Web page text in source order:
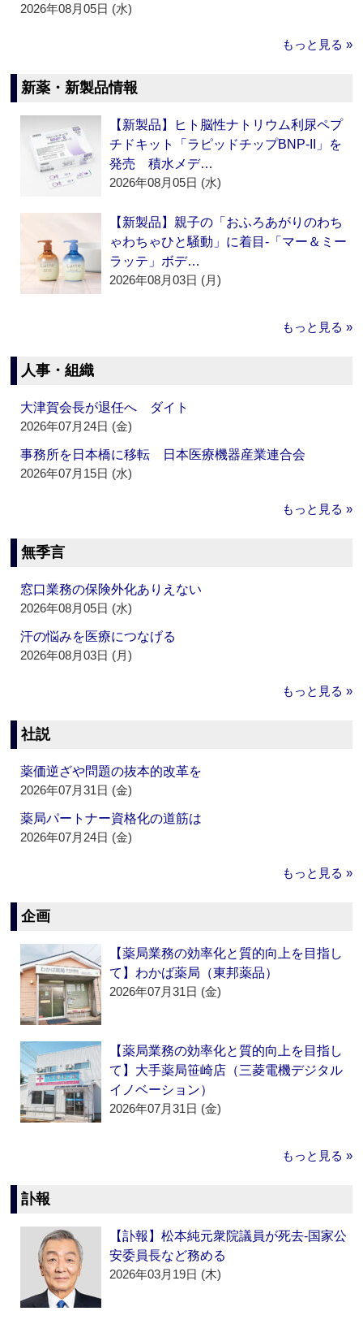
2026年08月05日 (水)
もっと見る »
新薬・新製品情報
【新製品】ヒト脳性ナトリウム利尿ペプ
チドキット「ラピッドチップBNP-II」を
発売 積水メデ…
2026年08月05日 (水)
【新製品】親子の「おふろあがりのわち
ゃわちゃひと騒動」に着目‐「マー＆ミー
ラッテ」ボデ…
2026年08月03日 (月)
もっと見る »
人事・組織
大津賀会長が退任へ ダイト
2026年07月24日 (金)
事務所を日本橋に移転 日本医療機器産業連合会
2026年07月15日 (水)
もっと見る »
無季言
窓口業務の保険外化ありえない
2026年08月05日 (水)
汗の悩みを医療につなげる
2026年08月03日 (月)
もっと見る »
社説
薬価逆ざや問題の抜本的改革を
2026年07月31日 (金)
薬局パートナー資格化の道筋は
2026年07月24日 (金)
もっと見る »
企画
【薬局業務の効率化と質的向上を目指し
て】わかば薬局（東邦薬品）
2026年07月31日 (金)
【薬局業務の効率化と質的向上を目指し
て】大手薬局笹崎店（三菱電機デジタル
イノベーション）
2026年07月31日 (金)
もっと見る »
訃報
【訃報】松本純元衆院議員が死去‐国家公
安委員長など務める
2026年03月19日 (木)